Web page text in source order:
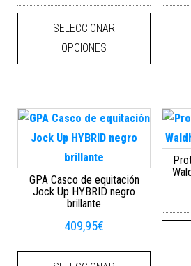
SELECCIONAR
OPCIONES
Este
GPA Casco de equitación
Jock Up HYBRID negro
brillante
409,95€
Este